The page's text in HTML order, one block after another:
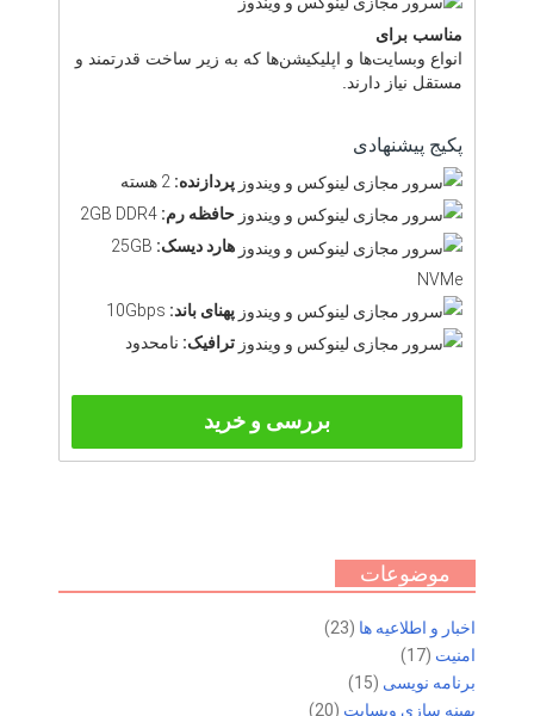
مناسب برای
انواع وبسایت‌ها و اپلیکیشن‌ها که به زیر ساخت قدرتمند و
مستقل نیاز دارند.
پکیج پیشنهادی
پردازنده:
حافظه رم:
هارد دیسک: 25GB
NVMe
پهنای باند:
ترافیک: نامحدود
بررسی و خرید
موضوعات
اخبار و اطلاعیه ها (23)
امنیت (17)
برنامه نویسی (15)
بهینه سازی وبسایت (20)